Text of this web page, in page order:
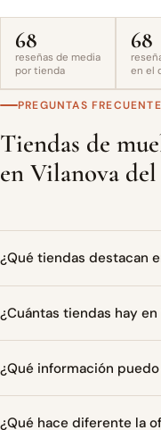
68
reseñas de media
por tienda
68
en el
PREGUNTAS
Tiendas de
en Vilanova
¿Qué tiendas destacan
¿Cuántas tiendas hay
¿Qué información
¿Qué hace diferente la